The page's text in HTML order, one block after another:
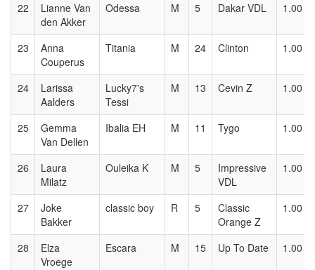
22
Lianne Van
den Akker
Odessa M 5 Dakar VDL 1.00
23
Anna
Couperus
Titania M 24 Clinton 1.00
24
Larissa
Aalders
Lucky7's
Tessi
M 13 Cevin Z 1.00
25
Gemma
Van Dellen
Ibalia EH M 11 Tygo 1.00
26
Laura
Milatz
Ouleika K M 5
Impressive
VDL
1.00
27
Joke
Bakker
classic boy R 5
Classic
Orange Z
1.00
28
Elza
Vroege
Escara M 15 Up To Date 1.00